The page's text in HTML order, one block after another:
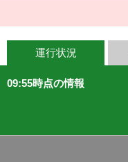
運行状況
09:55時点の情報